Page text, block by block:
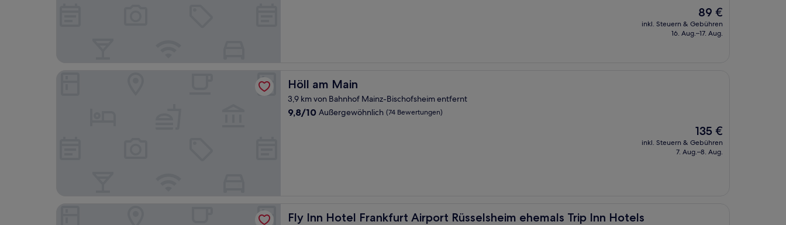
Der
Preis
beträgt
89 €
inkl. Steuern & Gebühren
16. Aug.–17. Aug.
Höll am Main
Höll am Main
3,9 km von Bahnhof Mainz-Bischofsheim entfernt
9.8
9,8/10 Außergewöhnlich (74 Bewertungen)
Der
Preis
beträgt
135 €
inkl. Steuern & Gebühren
7. Aug.–8. Aug.
Fly Inn Hotel Frankfurt Airport Rüsselsheim ehemals Trip Inn Hotels
Fly Inn Hotel Frankfurt Airport Rüsselsheim ehemals Trip Inn Hotels
Fly Inn Hotel Frankfurt Airport Rüsselsheim ehemals Trip Inn Hotels